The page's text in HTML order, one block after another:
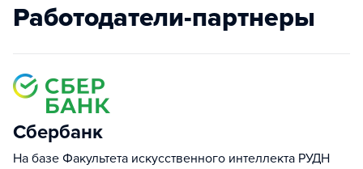
Работодатели-партнеры
Сбербанк
На базе Факультета искусственного интеллекта РУДН